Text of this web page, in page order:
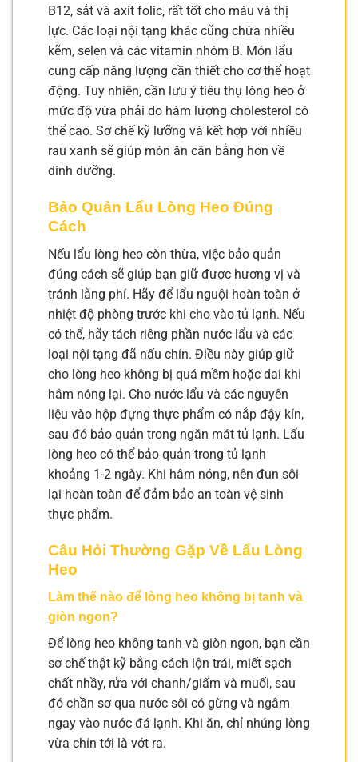
B12, sắt và axit folic, rất tốt cho máu và thị
lực. Các loại nội tạng khác cũng chứa nhiều
kẽm, selen và các vitamin nhóm B. Món lẩu
cung cấp năng lượng cần thiết cho cơ thể hoạt
động. Tuy nhiên, cần lưu ý tiêu thụ lòng heo ở
mức độ vừa phải do hàm lượng cholesterol có
thể cao. Sơ chế kỹ lưỡng và kết hợp với nhiều
rau xanh sẽ giúp món ăn cân bằng hơn về
dinh dưỡng.
Bảo Quản Lẩu Lòng Heo Đúng
Cách
Nếu lẩu lòng heo còn thừa, việc bảo quản
đúng cách sẽ giúp bạn giữ được hương vị và
tránh lãng phí. Hãy để lẩu nguội hoàn toàn ở
nhiệt độ phòng trước khi cho vào tủ lạnh. Nếu
có thể, hãy tách riêng phần nước lẩu và các
loại nội tạng đã nấu chín. Điều này giúp giữ
cho lòng heo không bị quá mềm hoặc dai khi
hâm nóng lại. Cho nước lẩu và các nguyên
liệu vào hộp đựng thực phẩm có nắp đậy kín,
sau đó bảo quản trong ngăn mát tủ lạnh. Lẩu
lòng heo có thể bảo quản trong tủ lạnh
khoảng 1-2 ngày. Khi hâm nóng, nên đun sôi
lại hoàn toàn để đảm bảo an toàn vệ sinh
thực phẩm.
Câu Hỏi Thường Gặp Về Lẩu Lòng
Heo
Làm thế nào để lòng heo không bị tanh và
giòn ngon?
Để lòng heo không tanh và giòn ngon, bạn cần
sơ chế thật kỹ bằng cách lộn trái, miết sạch
chất nhầy, rửa với chanh/giấm và muối, sau
đó chần sơ qua nước sôi có gừng và ngâm
ngay vào nước đá lạnh. Khi ăn, chỉ nhúng lòng
vừa chín tới là vớt ra.